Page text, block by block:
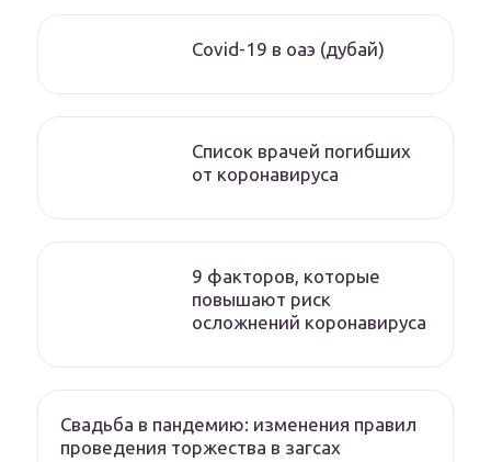
Covid-19 в оаэ (дубай)
Список врачей погибших
от коронавируса
9 факторов, которые
повышают риск
осложнений коронавируса
Свадьба в пандемию: изменения правил
проведения торжества в загсах